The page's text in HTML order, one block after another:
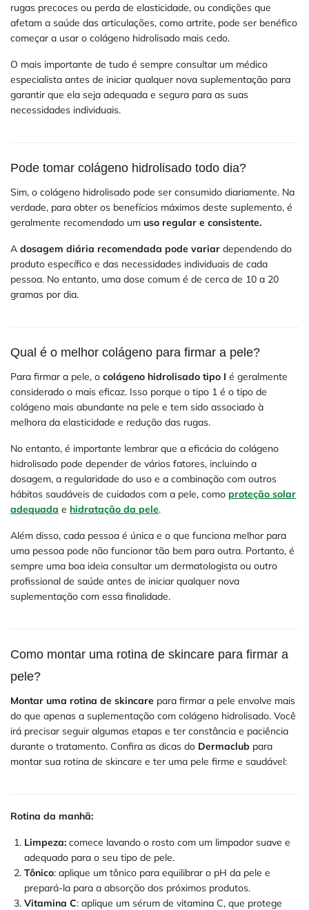
rugas precoces ou perda de elasticidade, ou condições que
afetam a saúde das articulações, como artrite, pode ser benéfico
começar a usar o colágeno hidrolisado mais cedo.
O mais importante de tudo é sempre consultar um médico
especialista antes de iniciar qualquer nova suplementação para
garantir que ela seja adequada e segura para as suas
necessidades individuais.
Pode tomar colágeno hidrolisado todo dia?
Sim, o colágeno hidrolisado pode ser consumido diariamente. Na
verdade, para obter os benefícios máximos deste suplemento, é
geralmente recomendado um uso regular e consistente.
A dosagem diária recomendada pode variar dependendo do
produto específico e das necessidades individuais de cada
pessoa. No entanto, uma dose comum é de cerca de 10 a 20
gramas por dia.
Qual é o melhor colágeno para firmar a pele?
Para firmar a pele, o colágeno hidrolisado tipo I é geralmente
considerado o mais eficaz. Isso porque o tipo 1 é o tipo de
colágeno mais abundante na pele e tem sido associado à
melhora da elasticidade e redução das rugas.
No entanto, é importante lembrar que a eficácia do colágeno
hidrolisado pode depender de vários fatores, incluindo a
dosagem, a regularidade do uso e a combinação com outros
hábitos saudáveis de cuidados com a pele, como proteção solar
adequada e hidratação da pele.
Além disso, cada pessoa é única e o que funciona melhor para
uma pessoa pode não funcionar tão bem para outra. Portanto, é
sempre uma boa ideia consultar um dermatologista ou outro
profissional de saúde antes de iniciar qualquer nova
suplementação com essa finalidade.
Como montar uma rotina de skincare para firmar a
pele?
Montar uma rotina de skincare para firmar a pele envolve mais
do que apenas a suplementação com colágeno hidrolisado. Você
irá precisar seguir algumas etapas e ter constância e paciência
durante o tratamento. Confira as dicas do Dermaclub para
montar sua rotina de skincare e ter uma pele firme e saudável:
Rotina da manhã:
Limpeza: comece lavando o rosto com um limpador suave e
adequado para o seu tipo de pele.
Tônico: aplique um tônico para equilibrar o pH da pele e
prepará-la para a absorção dos próximos produtos.
Vitamina C: aplique um sérum de vitamina C, que protege